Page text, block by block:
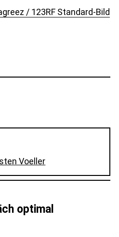
/ 123RF Standard-Bild
Voeller
optimal